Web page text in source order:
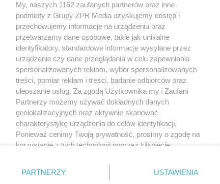
Żaden utwór zamieszczony w serwisie nie może być powielany i
rozpowszechniany lub dalej rozpowszechniany w jakikolwiek sposób (w
tym także elektroniczny lub mechaniczny) na jakimkolwiek polu
eksploatacji w jakiejkolwiek formie, włącznie z umieszczaniem w Internecie
bez pisemnej zgody właściciela praw. Jakiekolwiek użycie lub
wykorzystanie utworów w całości lub w części z naruszeniem prawa, tzn.
bez właściwej zgody, jest zabronione pod groźbą kary i może być ścigane
prawnie.
O nas
My, naszych 1162 zaufanych partnerów oraz inne
podmioty z Grupy ZPR Media uzyskujemy dostęp i
przechowujemy informacje na urządzeniu oraz
przetwarzamy dane osobowe, takie jak unikalne
identyfikatory, standardowe informacje wysyłane przez
urządzenie czy dane przeglądania w celu zapewniania
spersonalizowanych reklam, wybór spersonalizowanych
treści, pomiar reklam i treści, badanie odbiorców oraz
ulepszanie usług. Za zgodą Użytkownika my i Zaufani
Partnerzy możemy używać dokładnych danych
geolokalizacyjnych oraz aktywnie skanować
charakterystykę urządzenia do celów identyfikacji.
Ponieważ cenimy Twoją prywatność, prosimy o zgodę na
korzystanie z tych technologii poprzez kliknięcie
zmienić/wycofać klikając przycisk ustawień prywatności
znajdujący się w lewym dolnym rogu strony
PARTNERZY USTAWIENIA